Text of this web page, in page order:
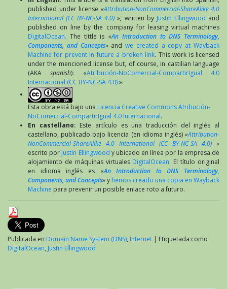
published under license «Attribution-NonCommercial-ShareAlike 4.0
International (CC BY-NC-SA 4.0) », written by Justin Ellingwood and
published on line by the company for leasing virtual machines
DigitalOcean. The tittle is «An Introduction to DNS Terminology,
Components, and Concepts» andwe created a copy at Wayback
Machine for prevent in future a broken link. This work is licensed
under the mencioned license but, of course, in castilian language
(AKAspanish): «Atribución-NoComercial-CompartirIgual 4.0
Internacional (CC BY-NC-SA 4.0)».
Esta obra está bajo una Licencia Creative Commons Atribución-
NoComercial-CompartirIgual 4.0 Internacional.
En castellano: Este artículo es una traducción del inglés al
castellano, publicado bajo licencia (en idioma inglés) «Attribution-
NonCommercial-ShareAlike 4.0 International (CC BY-NC-SA 4.0) »
escrito por Justin Ellingwood y ubicado en línea por la empresa de
alojamiento de máquinas virtuales DigitalOcean. El título original
en idioma inglés es «An Introduction to DNS Terminology,
Components, and Concepts» y hemos creado una copia en Wayback
Machine para prevenir un posible enlace roto a futuro.
Publicada en Domain Name System (DNS), Internet | Etiquetada como
DigitalOcean, Justin Ellingwood